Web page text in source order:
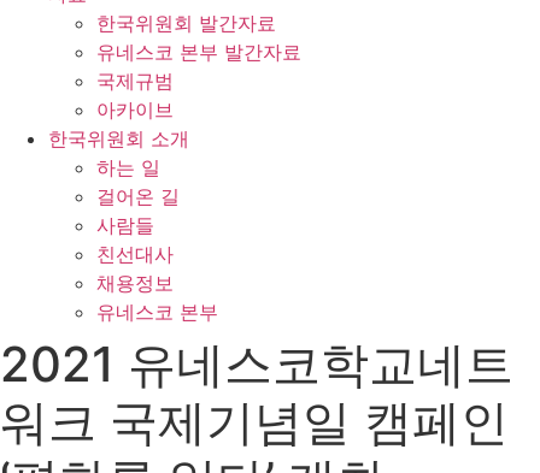
한국위원회 발간자료
유네스코 본부 발간자료
국제규범
아카이브
한국위원회 소개
하는 일
걸어온 길
사람들
친선대사
채용정보
유네스코 본부
2021 유네스코학교네트
워크 국제기념일 캠페인